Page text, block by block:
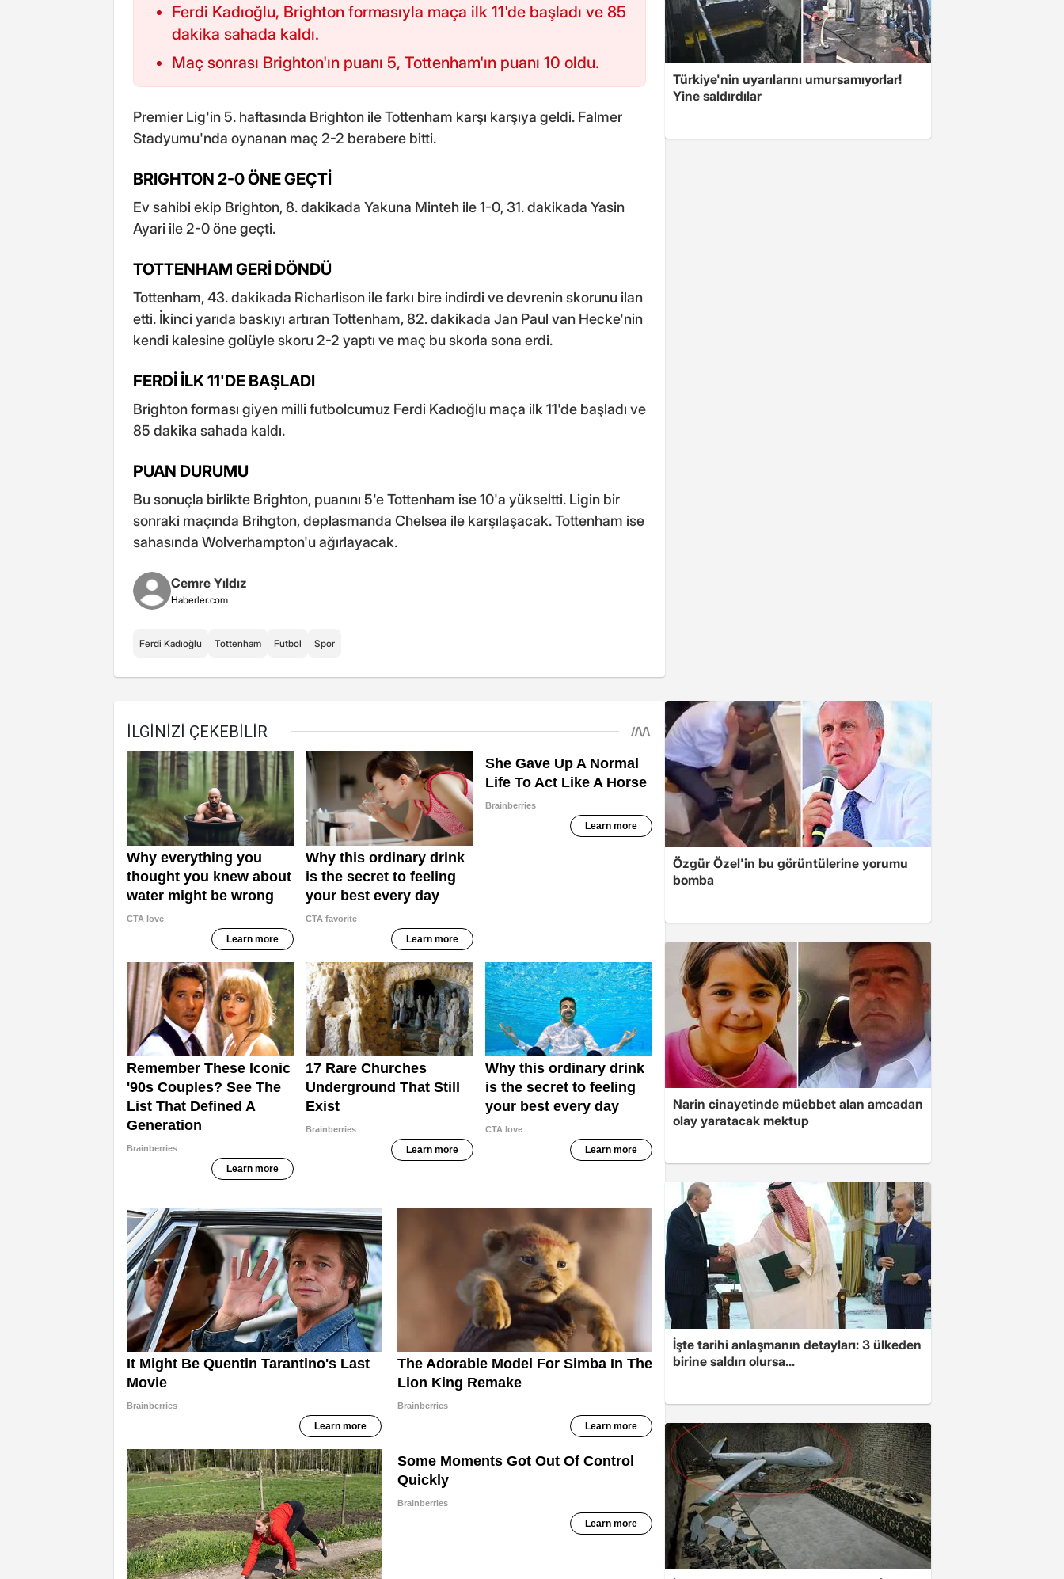
Ferdi Kadıoğlu, Brighton formasıyla maça ilk 11'de başladı ve 85
dakika sahada kaldı.
Maç sonrası Brighton'ın puanı 5, Tottenham'ın puanı 10 oldu.
Premier Lig'in 5. haftasında Brighton ile Tottenham karşı karşıya geldi. Falmer
Stadyumu'nda oynanan maç 2-2 berabere bitti.
BRIGHTON 2-0 ÖNE GEÇTİ
Ev sahibi ekip Brighton, 8. dakikada Yakuna Minteh ile 1-0, 31. dakikada Yasin
Ayari ile 2-0 öne geçti.
TOTTENHAM GERİ DÖNDÜ
Tottenham, 43. dakikada Richarlison ile farkı bire indirdi ve devrenin skorunu ilan
etti. İkinci yarıda baskıyı artıran Tottenham, 82. dakikada Jan Paul van Hecke'nin
kendi kalesine golüyle skoru 2-2 yaptı ve maç bu skorla sona erdi.
FERDİ İLK 11'DE BAŞLADI
Brighton forması giyen milli futbolcumuz Ferdi Kadıoğlu maça ilk 11'de başladı ve
85 dakika sahada kaldı.
PUAN DURUMU
Bu sonuçla birlikte Brighton, puanını 5'e Tottenham ise 10'a yükseltti. Ligin bir
sonraki maçında Brihgton, deplasmanda Chelsea ile karşılaşacak. Tottenham ise
sahasında Wolverhampton'u ağırlayacak.
Cemre Yıldız
Haberler.com
Ferdi Kadıoğlu Tottenham Futbol Spor
Türkiye'nin uyarılarını umursamıyorlar!
Yine saldırdılar
Özgür Özel'in bu görüntülerine yorumu
bomba
Narin cinayetinde müebbet alan amcadan
olay yaratacak mektup
İşte tarihi anlaşmanın detayları: 3 ülkeden
birine saldırı olursa...